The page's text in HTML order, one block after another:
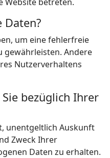
um eine fehlerfreie
gewährleisten. Andere
Nutzerverhaltens
bezüglich Ihrer
unentgeltlich Auskunft
Zweck Ihrer
Daten zu erhalten.